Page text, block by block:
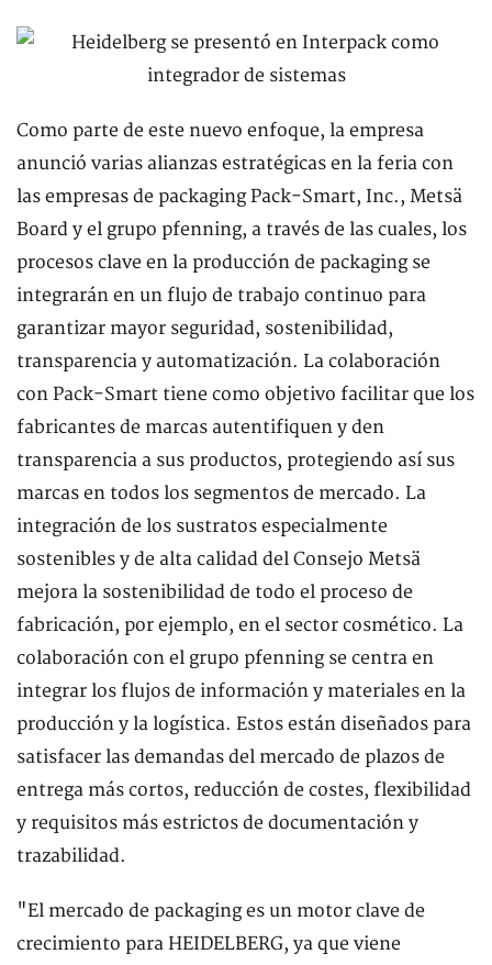
Como parte de este nuevo enfoque, la empresa
anunció varias alianzas estratégicas en la feria con
las empresas de packaging Pack-Smart, Inc., Metsä
Board y el grupo pfenning, a través de las cuales, los
procesos clave en la producción de packaging se
integrarán en un flujo de trabajo continuo para
garantizar mayor seguridad, sostenibilidad,
transparencia y automatización. La colaboración
con Pack-Smart tiene como objetivo facilitar que los
fabricantes de marcas autentifiquen y den
transparencia a sus productos, protegiendo así sus
marcas en todos los segmentos de mercado. La
integración de los sustratos especialmente
sostenibles y de alta calidad del Consejo Metsä
mejora la sostenibilidad de todo el proceso de
fabricación, por ejemplo, en el sector cosmético. La
colaboración con el grupo pfenning se centra en
integrar los flujos de información y materiales en la
producción y la logística. Estos están diseñados para
satisfacer las demandas del mercado de plazos de
entrega más cortos, reducción de costes, flexibilidad
y requisitos más estrictos de documentación y
trazabilidad.
"El mercado de packaging es un motor clave de
crecimiento para HEIDELBERG, ya que viene